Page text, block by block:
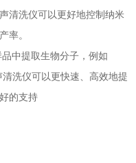
清洗仪可以更好地控制纳米
率。
中提取生物分子，例如
洗仪可以更快速、高效地提
的支持